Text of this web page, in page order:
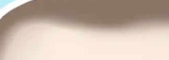
家庭輕鬆入手優質好物。